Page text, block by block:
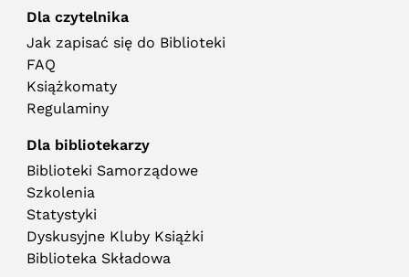
Dla czytelnika
Jak zapisać się do Biblioteki
FAQ
Książkomaty
Regulaminy
Dla bibliotekarzy
Biblioteki Samorządowe
Szkolenia
Statystyki
Dyskusyjne Kluby Książki
Biblioteka Składowa